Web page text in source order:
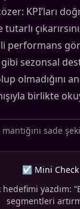
KPI’ları
performans
sezonsal
olmadığını
birlikte
sade
☑ Mini Check
yazdım:
segmentleri